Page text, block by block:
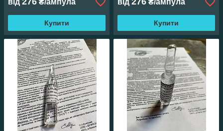
від ₴/ампула
Купити
від ₴/ампула
Купити